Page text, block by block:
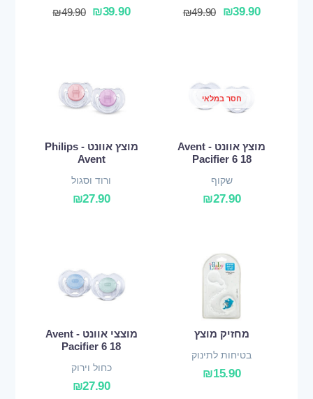
₪39.90
₪49.90
₪39.90
₪49.90
חסר במלאי
מוצץ אוונט - Avent
Pacifier 6 18
שקוף
₪27.90
מוצץ אוונט - Philips
Avent
ורוד וסגול
₪27.90
מחזיק מוצץ
בטיחות לתינוק
₪15.90
מוצצי אוונט - Avent
Pacifier 6 18
כחול וירוק
₪27.90